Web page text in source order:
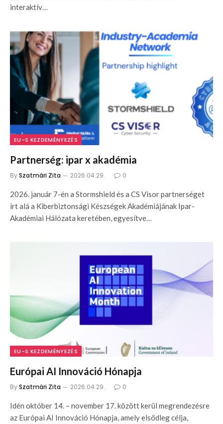
interaktív…
EU-S KEZDEMÉNYEZÉS
Partnerség: ipar x akadémia
BySzatmári Zita 2026.04.29. 0
2026. január 7-én a Stormshield és a CS Visor partnerséget
írt alá a Kiberbiztonsági Készségek Akadémiájának Ipar-
Akadémiai Hálózata keretében, egyesítve…
EU-S KEZDEMÉNYEZÉS
Európai AI Innováció Hónapja
BySzatmári Zita 2026.04.29. 0
Idén október 14. – november 17. között kerül megrendezésre
az Európai AI Innováció Hónapja, amely elsődleg célja,